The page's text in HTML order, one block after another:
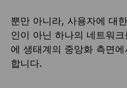
뿐만 아니라, 사용자에 대
인이 아닌 하나의 네트워
에 생태계의 중앙화 측면
합니다.